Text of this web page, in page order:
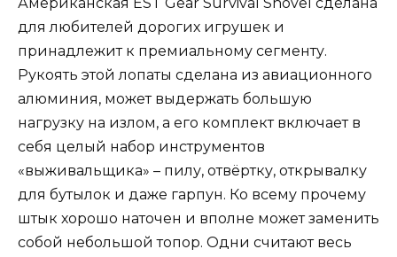
для любителей дорогих игрушек и
принадлежит к премиальному сегменту.
Рукоять этой лопаты сделана из авиационного
алюминия, может выдержать большую
нагрузку на излом, а его комплект включает в
себя целый набор инструментов
«выживальщика» – пилу, отвёртку, открывалку
для бутылок и даже гарпун. Ко всему прочему
штык хорошо наточен и вполне может заменить
собой небольшой топор. Одни считают весь